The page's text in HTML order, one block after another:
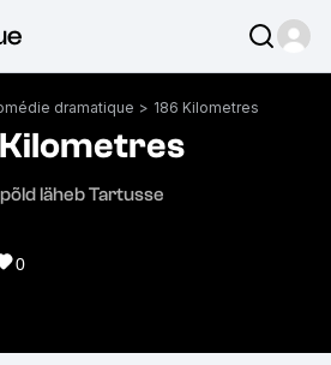
dramatique > 186 Kilometres
läheb Tartusse
0